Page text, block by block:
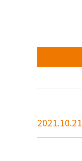
2021.10.21